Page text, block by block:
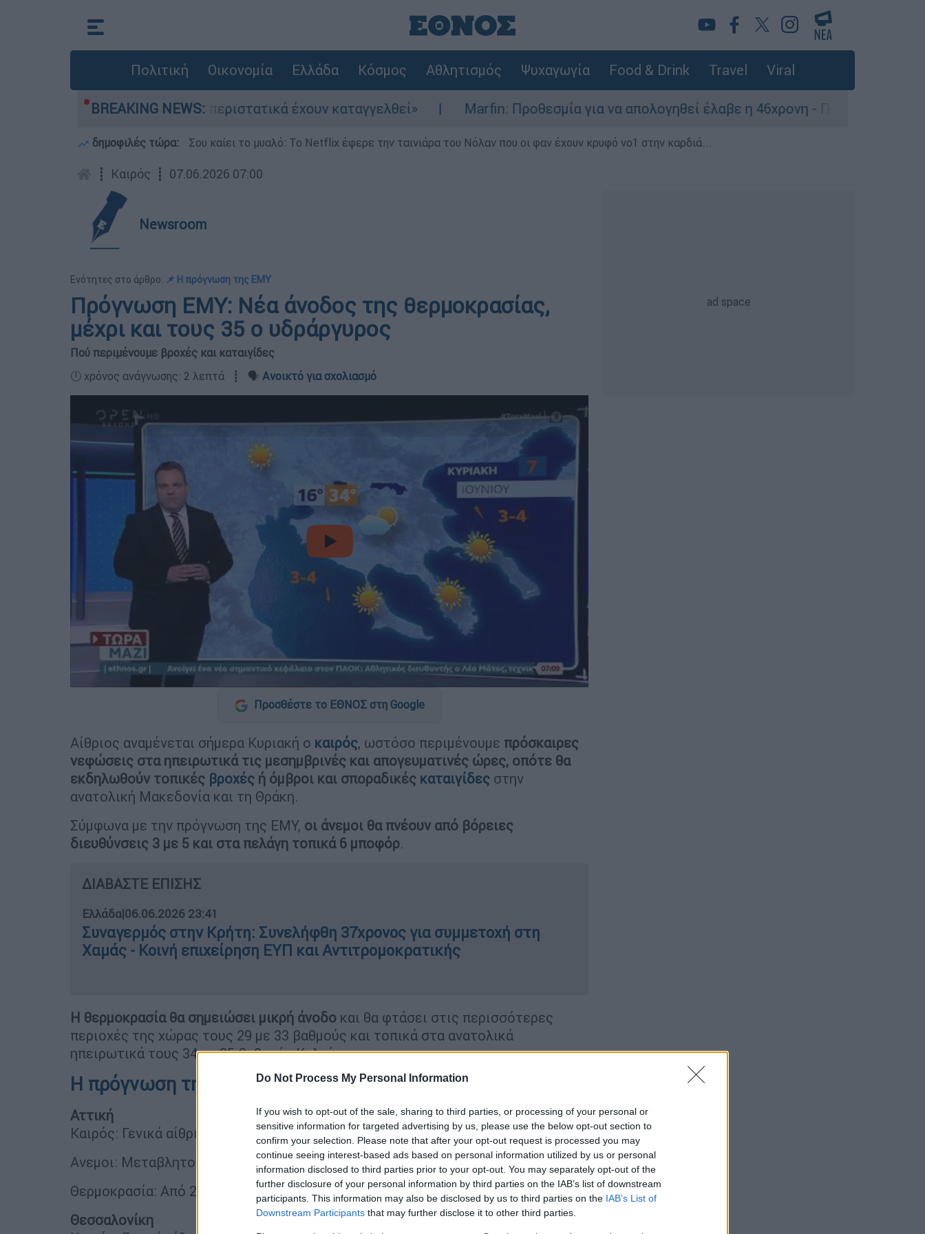
Do Not Process My Personal Information
If you wish to opt-out of the sale, sharing to third parties, or processing of your personal or
sensitive information for targeted advertising by us, please use the below opt-out section to
confirm your selection. Please note that after your opt-out request is processed you may
continue seeing interest-based ads based on personal information utilized by us or personal
information disclosed to third parties prior to your opt-out. You may separately opt-out of the
further disclosure of your personal information by third parties on the IAB’s list of downstream
participants. This information may also be disclosed by us to third parties on the IAB’s List of
Downstream Participants that may further disclose it to other third parties.
Πολιτική Οικονομία Ελλάδα Κόσμος Αθλητισμός Ψυχαγωγία Food & Drink Travel Viral
BREAKING NEWS:
- «Μόνο 3 περιστατικά έχουν καταγγελθεί» Marfin: Προθεσμία για να απολογηθεί έλαβε η 46χρονη - Παραμένει κρατούμενη
δημοφιλές τώρα: Σου καίει το μυαλό: Το Netflix έφερε την ταινιάρα του Νόλαν που οι φαν έχουν κρυφό νο1 στην καρδιά...
┋ Καιρός ┋ 07.06.2026 07:00
Newsroom
Ενότητες στο άρθρο: 📌 Η πρόγνωση της ΕΜΥ
Πρόγνωση ΕΜΥ: Νέα άνοδος της θερμοκρασίας,
μέχρι και τους 35 ο υδράργυρος
Πού περιμένουμε βροχές και καταιγίδες
🕛 χρόνος ανάγνωσης: 2 λεπτά ┋ 🗣️ Ανοικτό για σχολιασμό
Εγγραφείτε στο κανάλι μας στο YouTube
Προσθέστε το ΕΘΝΟΣ στη Google
Αίθριος αναμένεται σήμερα Κυριακή ο καιρός, ωστόσο περιμένουμε πρόσκαιρες
νεφώσεις στα ηπειρωτικά τις μεσημβρινές και απογευματινές ώρες, οπότε θα
εκδηλωθούν τοπικές βροχές ή όμβροι και σποραδικές καταιγίδες στην
ανατολική Μακεδονία και τη Θράκη.
Σύμφωνα με την πρόγνωση της ΕΜΥ, οι άνεμοι θα πνέουν από βόρειες
διευθύνσεις 3 με 5 και στα πελάγη τοπικά 6 μποφόρ.
ΔΙΑΒΑΣΤΕ ΕΠΙΣΗΣ
Ελλάδα|06.06.2026 23:41
Συναγερμός στην Κρήτη: Συνελήφθη 37χρονος για συμμετοχή στη
Χαμάς - Κοινή επιχείρηση ΕΥΠ και Αντιτρομοκρατικής
Η θερμοκρασία θα σημειώσει μικρή άνοδο και θα φτάσει στις περισσότερες
περιοχές της χώρας τους 29 με 33 βαθμούς και τοπικά στα ανατολικά
ηπειρωτικά τους 34 με 35 βαθμούς Κελσίου.
Η πρόγνωση της ΕΜΥ
Αττική
Καιρός: Γενικά αίθριος.
Ανεμοι: Μεταβλητοί 2 με 3 μποφόρ.
Θερμοκρασία: Από 20 έως 32 βαθμούς Κελσίου.
Θεσσαλονίκη